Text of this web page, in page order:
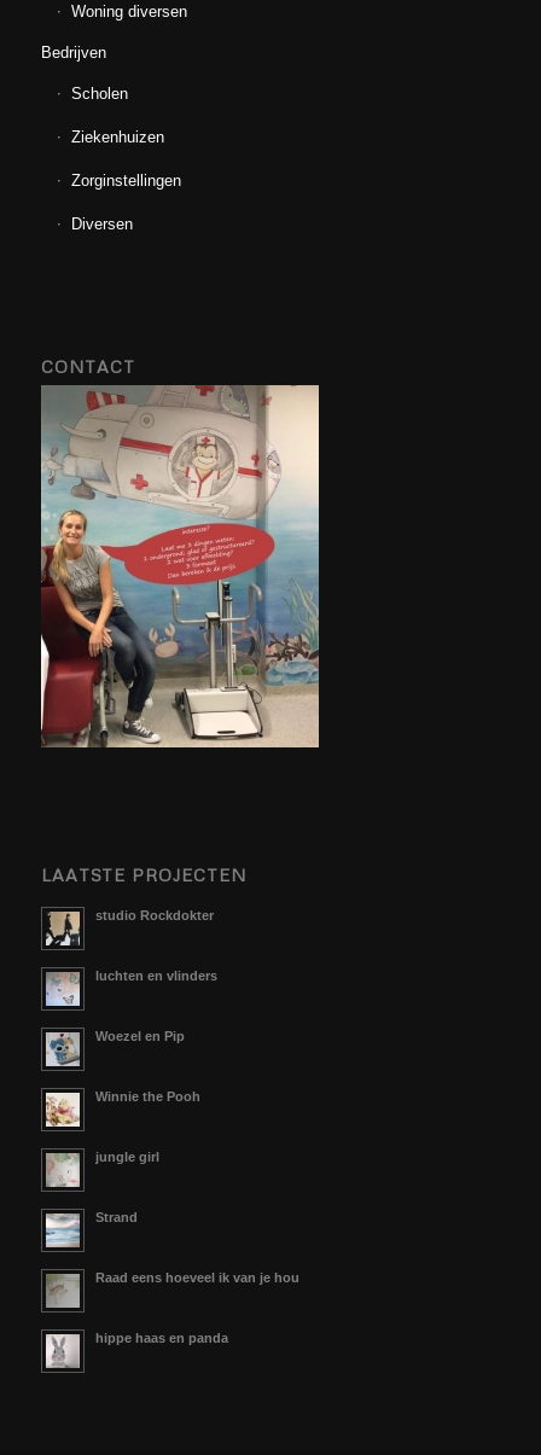
Woning diversen
Bedrijven
Scholen
Ziekenhuizen
Zorginstellingen
Diversen
CONTACT
LAATSTE PROJECTEN
studio Rockdokter
luchten en vlinders
Woezel en Pip
Winnie the Pooh
jungle girl
Strand
Raad eens hoeveel ik van je hou
hippe haas en panda